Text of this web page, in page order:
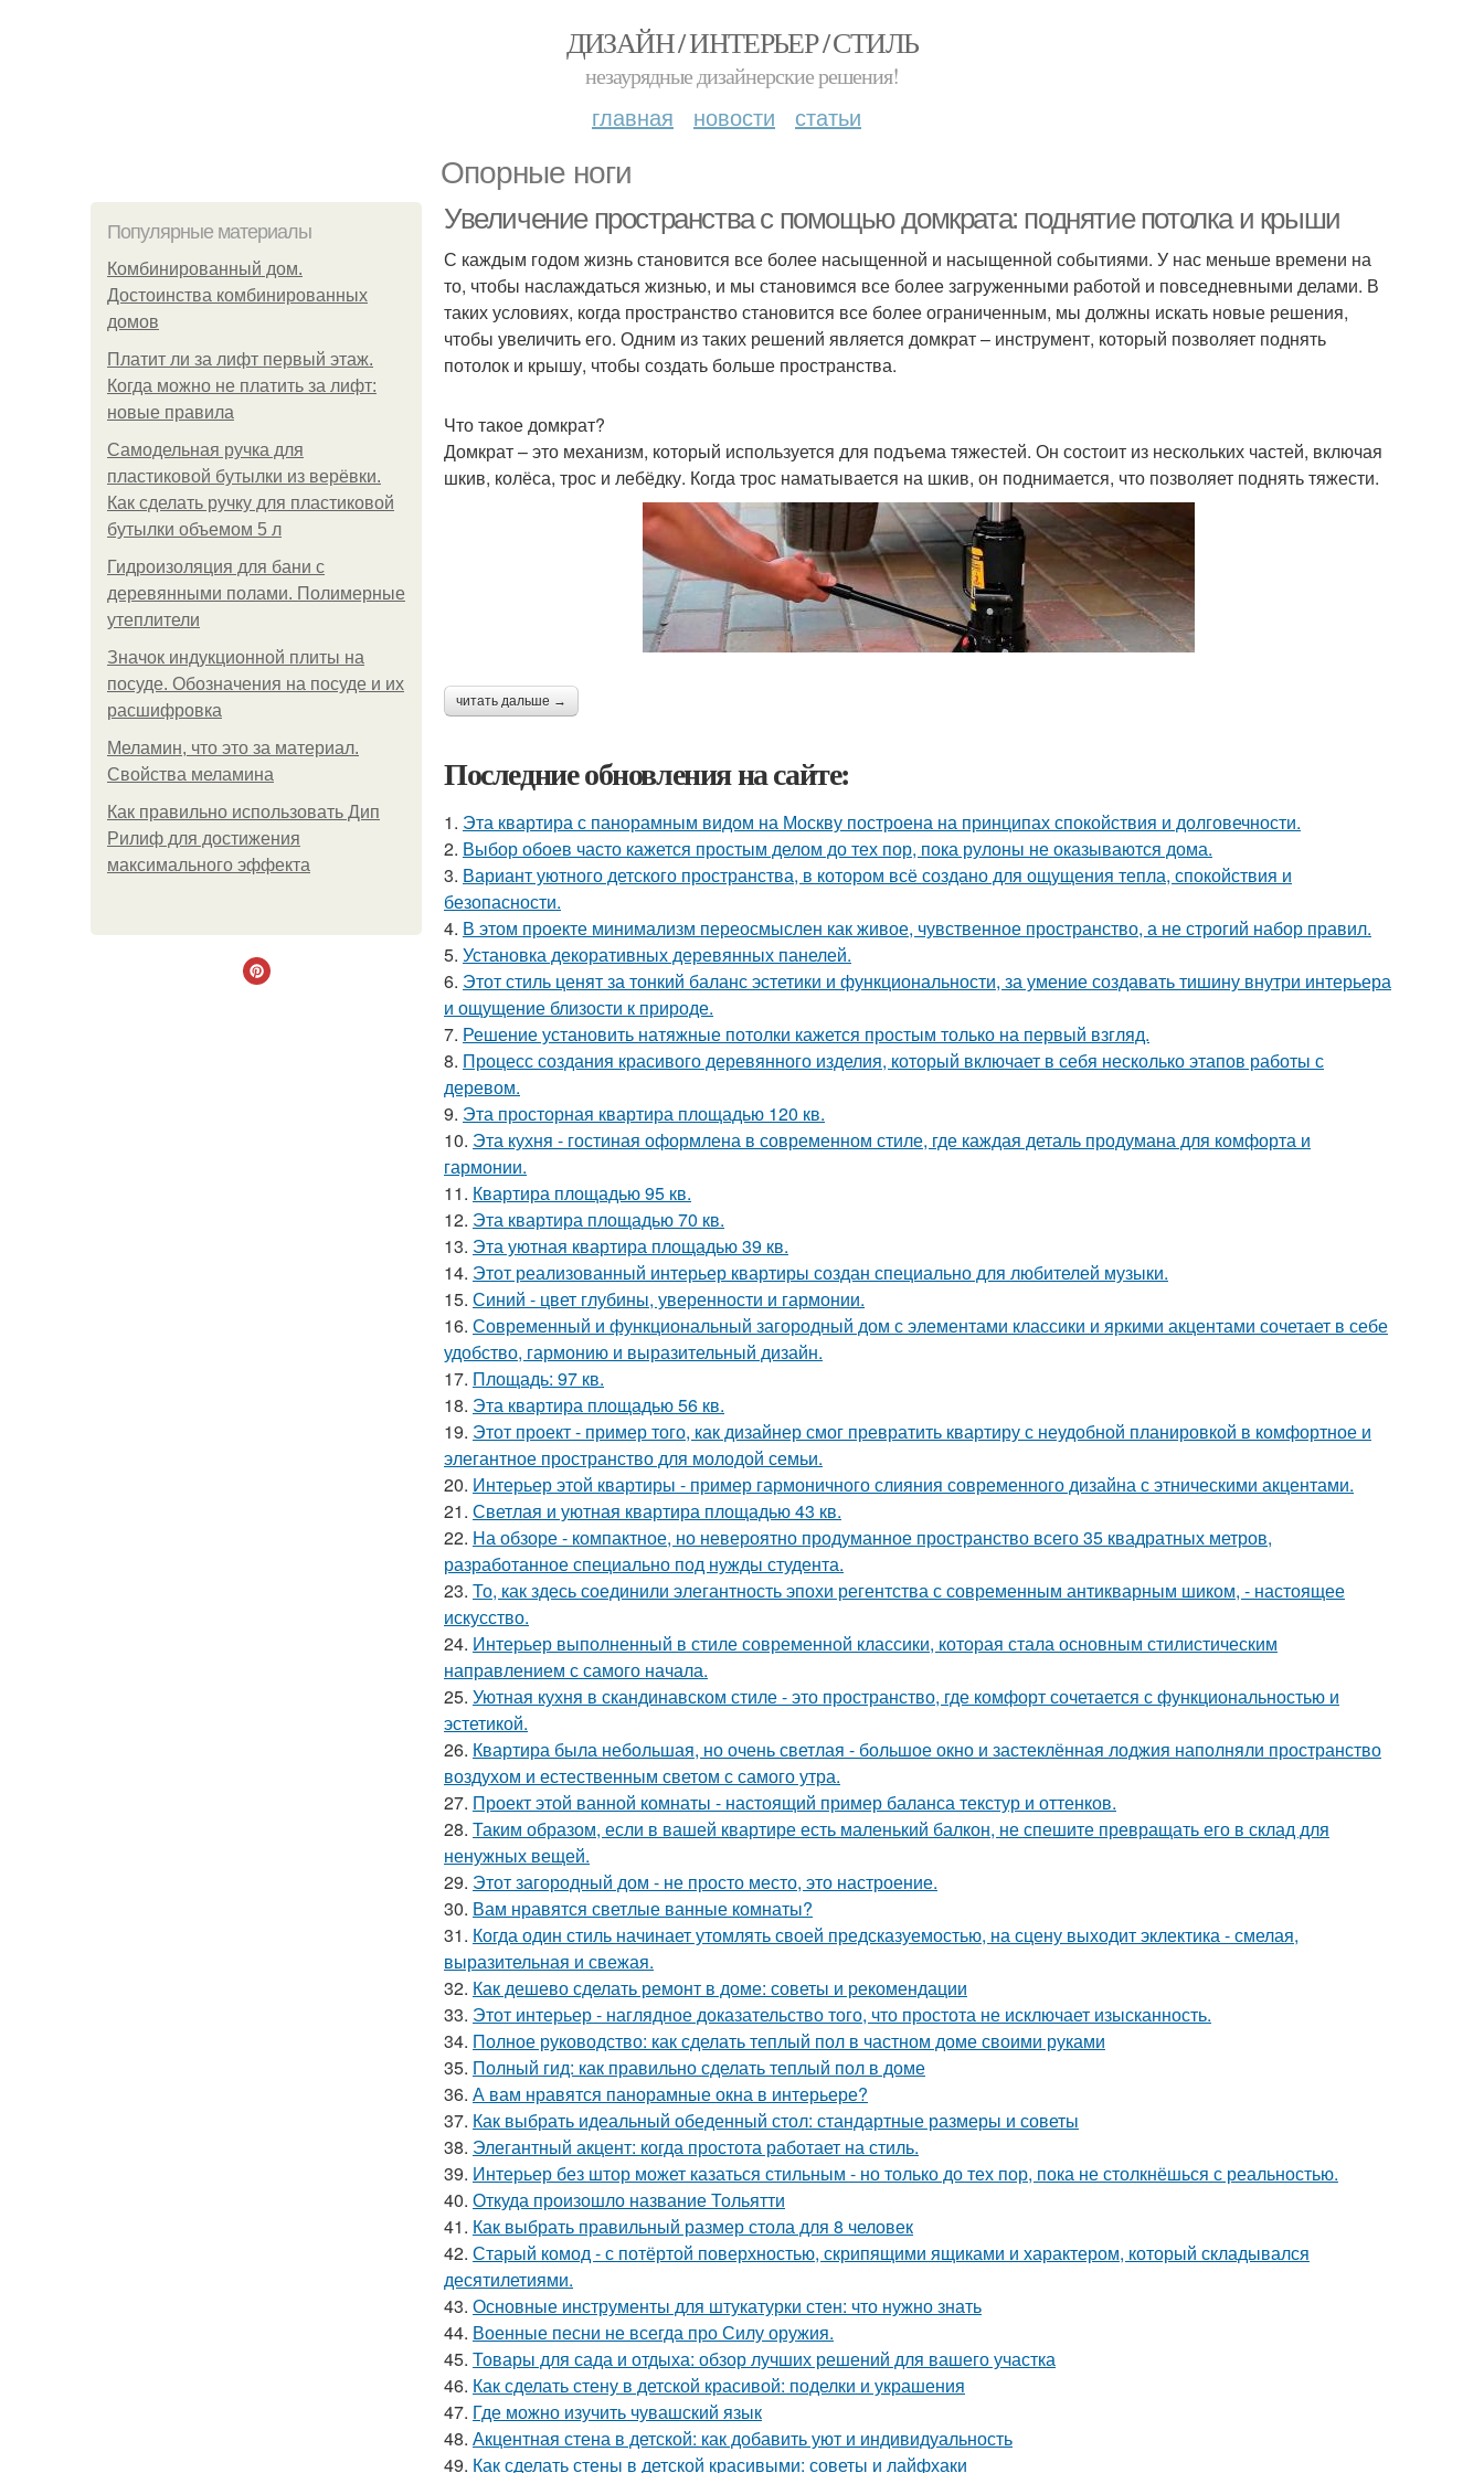
ДИЗАЙН / ИНТЕРЬЕР / СТИЛЬ
незаурядные дизайнерские решения!
главная новости статьи
Опорные ноги
Популярные материалы
Комбинированный дом.
Достоинства комбинированных
домов
Платит ли за лифт первый этаж.
Когда можно не платить за лифт:
новые правила
Самодельная ручка для
пластиковой бутылки из верёвки.
Как сделать ручку для пластиковой
бутылки объемом 5 л
Гидроизоляция для бани с
деревянными полами. Полимерные
утеплители
Значок индукционной плиты на
посуде. Обозначения на посуде и их
расшифровка
Меламин, что это за материал.
Свойства меламина
Как правильно использовать Дип
Рилиф для достижения
максимального эффекта
Увеличение пространства с помощью домкрата: поднятие потолка и крыши
С каждым годом жизнь становится все более насыщенной и насыщенной событиями. У нас меньше времени на
то, чтобы наслаждаться жизнью, и мы становимся все более загруженными работой и повседневными делами. В
таких условиях, когда пространство становится все более ограниченным, мы должны искать новые решения,
чтобы увеличить его. Одним из таких решений является домкрат – инструмент, который позволяет поднять
потолок и крышу, чтобы создать больше пространства.
Что такое домкрат?
Домкрат – это механизм, который используется для подъема тяжестей. Он состоит из нескольких частей, включая
шкив, колёса, трос и лебёдку. Когда трос наматывается на шкив, он поднимается, что позволяет поднять тяжести.
читать дальше →
Последние обновления на сайте:
1. Эта квартира с панорамным видом на Москву построена на принципах спокойствия и долговечности.
2. Выбор обоев часто кажется простым делом до тех пор, пока рулоны не оказываются дома.
3. Вариант уютного детского пространства, в котором всё создано для ощущения тепла, спокойствия и
безопасности.
4. В этом проекте минимализм переосмыслен как живое, чувственное пространство, а не строгий набор правил.
5. Установка декоративных деревянных панелей.
6. Этот стиль ценят за тонкий баланс эстетики и функциональности, за умение создавать тишину внутри интерьера
и ощущение близости к природе.
7. Решение установить натяжные потолки кажется простым только на первый взгляд.
8. Процесс создания красивого деревянного изделия, который включает в себя несколько этапов работы с
деревом.
9. Эта просторная квартира площадью 120 кв.
10. Эта кухня - гостиная оформлена в современном стиле, где каждая деталь продумана для комфорта и
гармонии.
11. Квартира площадью 95 кв.
12. Эта квартира площадью 70 кв.
13. Эта уютная квартира площадью 39 кв.
14. Этот реализованный интерьер квартиры создан специально для любителей музыки.
15. Синий - цвет глубины, уверенности и гармонии.
16. Современный и функциональный загородный дом с элементами классики и яркими акцентами сочетает в себе
удобство, гармонию и выразительный дизайн.
17. Площадь: 97 кв.
18. Эта квартира площадью 56 кв.
19. Этот проект - пример того, как дизайнер смог превратить квартиру с неудобной планировкой в комфортное и
элегантное пространство для молодой семьи.
20. Интерьер этой квартиры - пример гармоничного слияния современного дизайна с этническими акцентами.
21. Светлая и уютная квартира площадью 43 кв.
22. На обзоре - компактное, но невероятно продуманное пространство всего 35 квадратных метров,
разработанное специально под нужды студента.
23. То, как здесь соединили элегантность эпохи регентства с современным антикварным шиком, - настоящее
искусство.
24. Интерьер выполненный в стиле современной классики, которая стала основным стилистическим
направлением с самого начала.
25. Уютная кухня в скандинавском стиле - это пространство, где комфорт сочетается с функциональностью и
эстетикой.
26. Квартира была небольшая, но очень светлая - большое окно и застеклённая лоджия наполняли пространство
воздухом и естественным светом с самого утра.
27. Проект этой ванной комнаты - настоящий пример баланса текстур и оттенков.
28. Таким образом, если в вашей квартире есть маленький балкон, не спешите превращать его в склад для
ненужных вещей.
29. Этот загородный дом - не просто место, это настроение.
30. Вам нравятся светлые ванные комнаты?
31. Когда один стиль начинает утомлять своей предсказуемостью, на сцену выходит эклектика - смелая,
выразительная и свежая.
32. Как дешево сделать ремонт в доме: советы и рекомендации
33. Этот интерьер - наглядное доказательство того, что простота не исключает изысканность.
34. Полное руководство: как сделать теплый пол в частном доме своими руками
35. Полный гид: как правильно сделать теплый пол в доме
36. А вам нравятся панорамные окна в интерьере?
37. Как выбрать идеальный обеденный стол: стандартные размеры и советы
38. Элегантный акцент: когда простота работает на стиль.
39. Интерьер без штор может казаться стильным - но только до тех пор, пока не столкнёшься с реальностью.
40. Откуда произошло название Тольятти
41. Как выбрать правильный размер стола для 8 человек
42. Старый комод - с потёртой поверхностью, скрипящими ящиками и характером, который складывался
десятилетиями.
43. Основные инструменты для штукатурки стен: что нужно знать
44. Военные песни не всегда про Силу оружия.
45. Товары для сада и отдыха: обзор лучших решений для вашего участка
46. Как сделать стену в детской красивой: поделки и украшения
47. Где можно изучить чувашский язык
48. Акцентная стена в детской: как добавить уют и индивидуальность
49. Как сделать стены в детской красивыми: советы и лайфхаки